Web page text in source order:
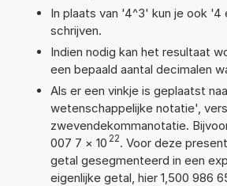
In plaats van '4^3' kun je ook
schrijven.
Indien nodig kan het resultaat
een bepaald aantal decimalen
Als er een vinkje is geplaatst
wetenschappelijke notatie',
zwevendekommanotatie.
007 7 × 10 22. Voor deze
getal gesegmenteerd in een
eigenlijke getal, hier 1,500 986